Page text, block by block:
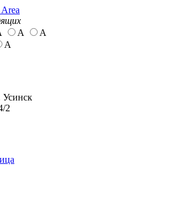
А
А
А
Усинск
2